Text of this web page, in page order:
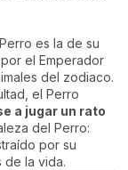
es la de su
el Emperador
del zodiaco.
el Perro
a jugar un rato
del Perro:
por su
la vida.